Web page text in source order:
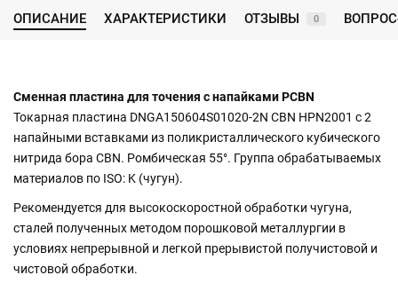
ОПИСАНИЕ ХАРАКТЕРИСТИКИ ОТЗЫВЫ 0
Сменная пластина для точения с напайками PCBN
Токарная пластина DNGA150604S01020-2N CBN HPN2001 с 2
напайными вставками из поликристаллического кубического
нитрида бора CBN. Ромбическая 55°. Группа обрабатываемых
материалов по ISO: K (чугун).
Рекомендуется для высокоскоростной обработки чугуна,
сталей полученных методом порошковой металлургии в
условиях непрерывной и легкой прерывистой получистовой и
чистовой обработки.